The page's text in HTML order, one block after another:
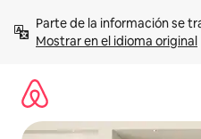
contenidoMostrar en el idioma original